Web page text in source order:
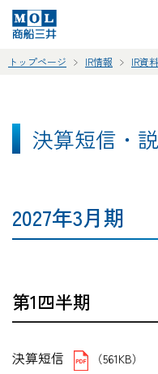
トップページ IR情報 IR資
決算短信・
2027年3月期
第1四半期
決算短信 （561KB）